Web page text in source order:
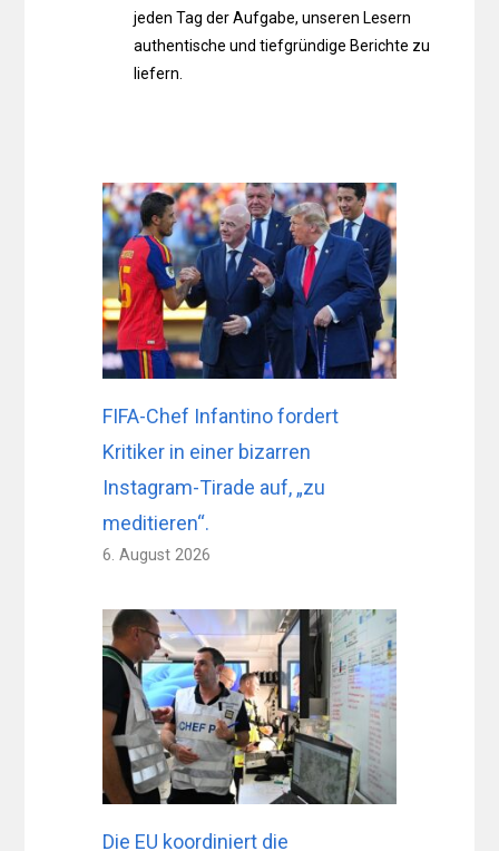
jeden Tag der Aufgabe, unseren Lesern
authentische und tiefgründige Berichte zu
liefern.
FIFA-Chef Infantino fordert
Kritiker in einer bizarren
Instagram-Tirade auf, „zu
meditieren“.
6. August 2026
Die EU koordiniert die